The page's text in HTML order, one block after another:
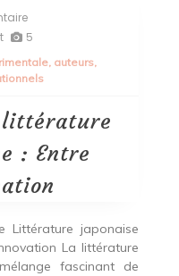
on
Exploration
la
littérature
moderne
:
Entre
tradition
et
innovation
5
, auteurs,
littérature
: Entre
Littérature japonaise
La littérature
fascinant de